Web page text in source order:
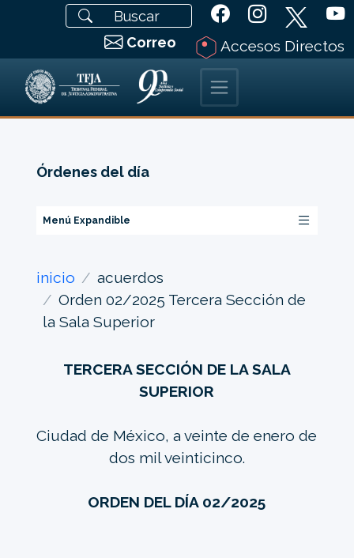
Correo Accesos Directos
Órdenes del día
Menú Expandible
inicio
acuerdos
Orden 02/2025 Tercera Sección de
la Sala Superior
TERCERA SECCIÓN DE LA SALA
SUPERIOR
Ciudad de México, a veinte de enero de
dos mil veinticinco.
ORDEN DEL DÍA 02/2025